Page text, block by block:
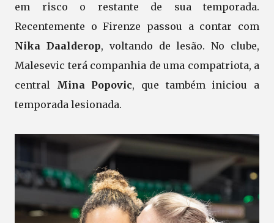
em risco o restante de sua temporada.
Recentemente o Firenze passou a contar com
Nika Daalderop, voltando de lesão. No clube,
Malesevic terá companhia de uma compatriota, a
central Mina Popovic, que também iniciou a
temporada lesionada.